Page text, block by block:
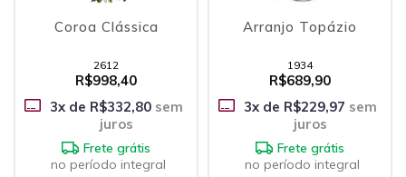
Coroa Clássica
2612
R$998,40
3x de R$332,80sem
juros
Frete grátis
no período integral
Arranjo Topázio
1934
R$689,90
3x de R$229,97 sem
juros
Frete grátis
no período integral